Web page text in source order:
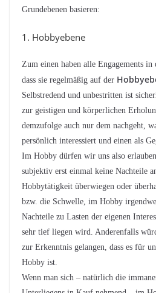
Grundebenen basieren:
1. Hobbyebene
Zum einen haben alle Engagements in
dass sie regelmäßig auf der
Selbstredend und unbestritten ist
zur geistigen und körperlichen
demzufolge auch nur dem nachgeht,
persönlich interessiert und einen als
Im Hobby dürfen wir uns also erlauben
subjektiv erst einmal keine Nachteile
Hobbytätigkeit überwiegen oder
bzw. die Schwelle, im Hobby
Nachteile zu Lasten der eigenen
sehr tief liegen wird. Anderenfalls
zur Erkenntnis gelangen, dass es für
Hobby ist.
Wenn man sich – natürlich die